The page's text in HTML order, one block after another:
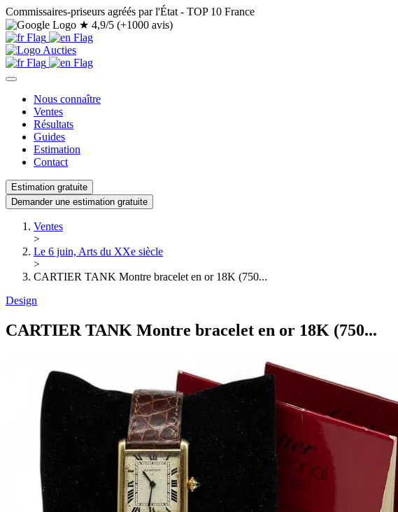
Commissaires-priseurs agréés par l'État - TOP 10 France
★ 4,9/5 (+1000 avis)
Nous connaître
Ventes
Résultats
Guides
Estimation
Contact
Estimation gratuite
Demander une estimation gratuite
Ventes
>
Le 6 juin, Arts du XXe siècle
>
CARTIER TANK Montre bracelet en or 18K (750...
Design
CARTIER TANK Montre bracelet en or 18K (750...